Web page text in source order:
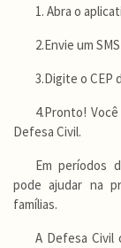
1. Abra o
2.Envie um
3.Digite o CEP
4.Pronto!
Defesa Civil.
Em períodos
pode ajudar na
famílias.
A Defesa Civil